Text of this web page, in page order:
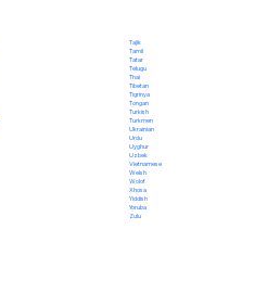
Tajik
Tamil
Tatar
Telugu
Thai
Tibetan
Tigrinya
Tongan
Turkish
Turkmen
Ukrainian
Urdu
Uyghur
Uzbek
Vietnamese
Welsh
Wolof
Xhosa
Yiddish
Yoruba
Zulu